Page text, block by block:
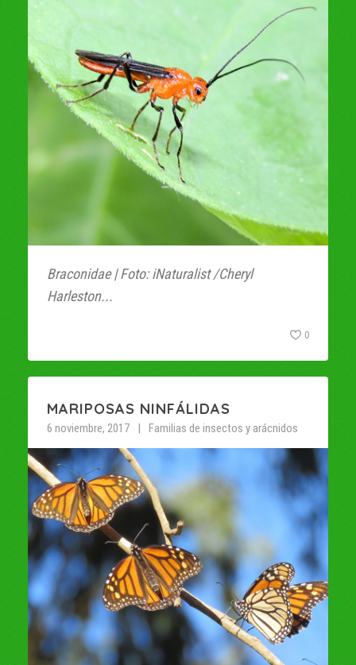
Braconidae | Foto: iNaturalist /Cheryl
Harleston...
0
MARIPOSAS NINFÁLIDAS
6 noviembre, 2017 Familias de insectos y arácnidos